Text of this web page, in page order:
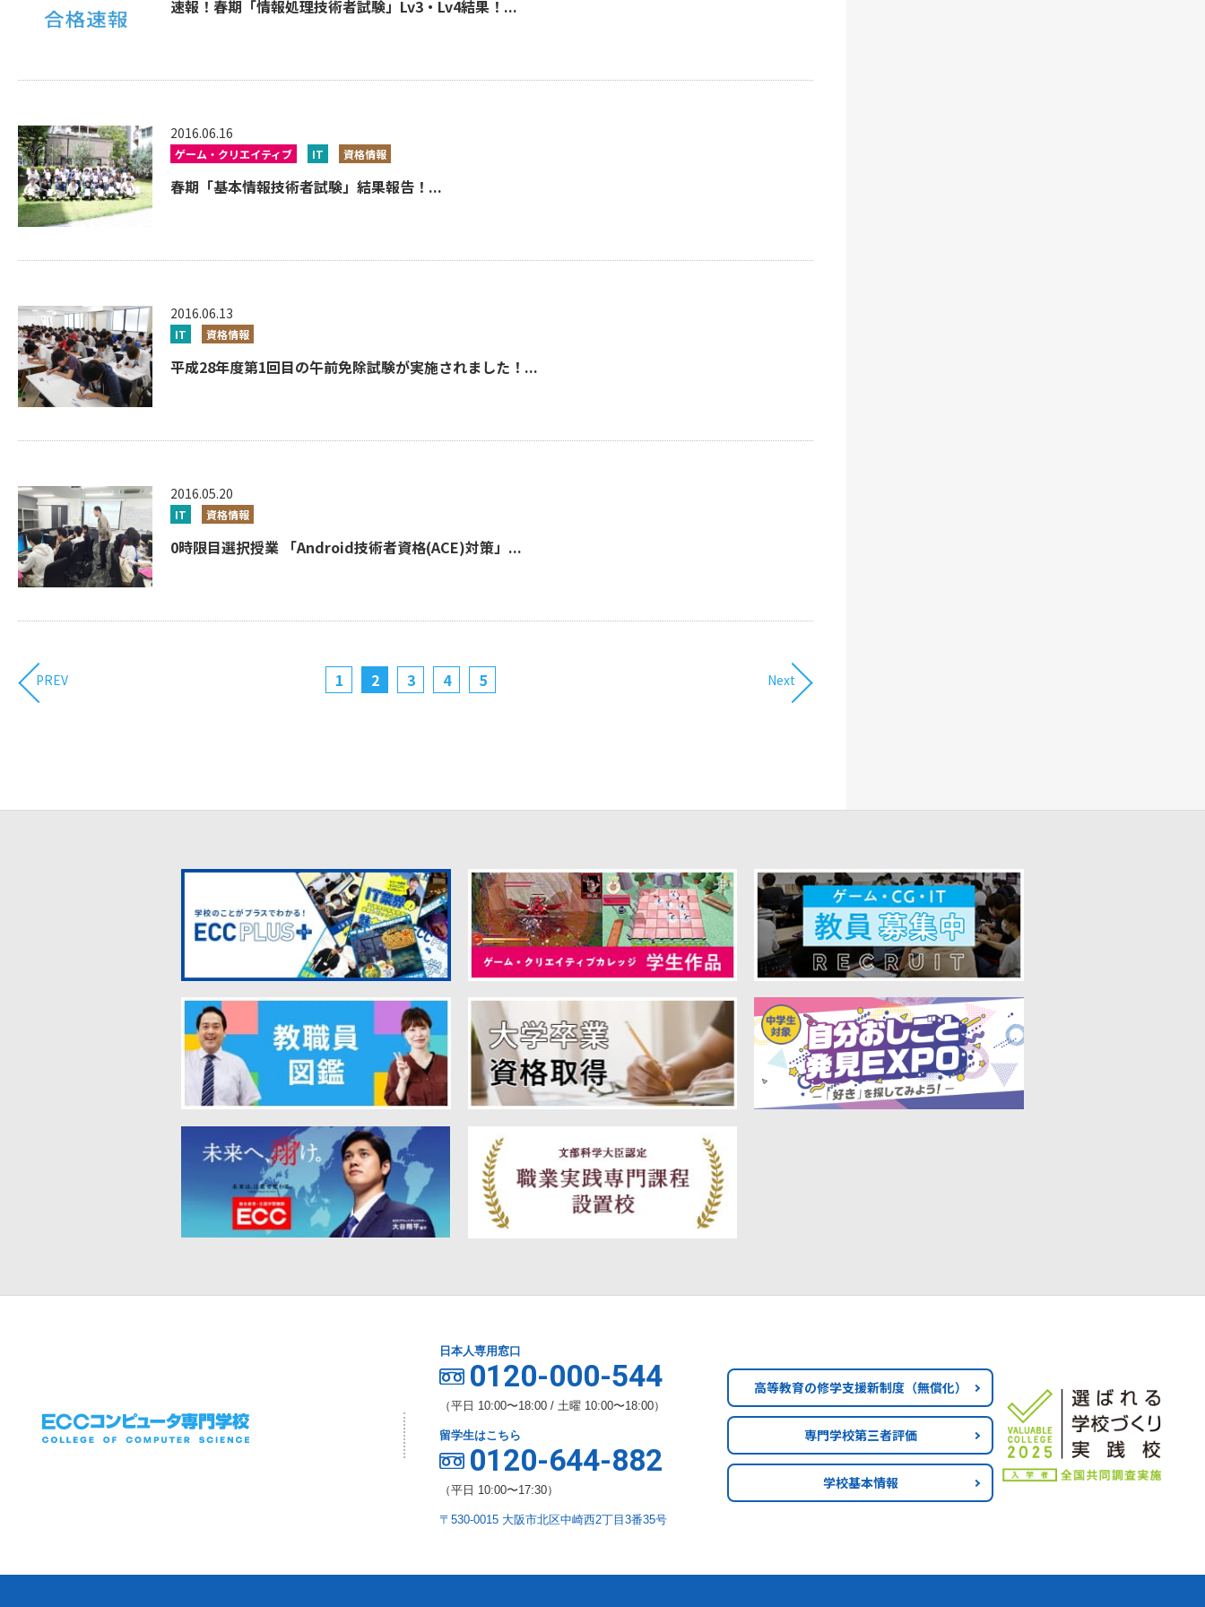
速報！春期「情報処理技術者試験」Lv3・Lv4結果！...
2016.06.16
ゲーム・クリエイティブ IT 資格情報
春期「基本情報技術者試験」結果報告！...
2016.06.13
IT 資格情報
平成28年度第1回目の午前免除試験が実施されました！...
2016.05.20
IT 資格情報
0時限目選択授業 「Android技術者資格(ACE)対策」...
PREV 1 2 3 4 5 Next
日本人専用窓口
0120-000-544
（平日 10:00〜18:00 / 土曜 10:00〜18:00）
留学生はこちら
0120-644-882
（平日 10:00〜17:30）
〒530-0015 大阪市北区中崎西2丁目3番35号
高等教育の修学支援新制度（無償化）
専門学校第三者評価
学校基本情報